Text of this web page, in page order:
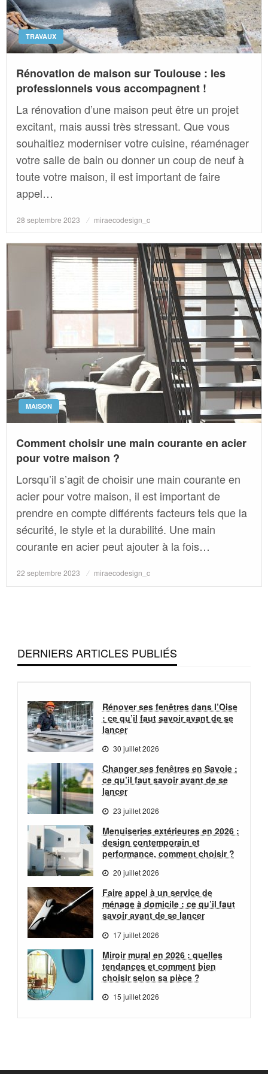
TRAVAUX
Rénovation de maison sur Toulouse : les
professionnels vous accompagnent !
La rénovation d’une maison peut être un projet
excitant, mais aussi très stressant. Que vous
souhaitiez moderniser votre cuisine, réaménager
votre salle de bain ou donner un coup de neuf à
toute votre maison, il est important de faire
appel…
Posted
28 septembre 2023 miraecodesign_c
MAISON
Comment choisir une main courante en acier
pour votre maison ?
Lorsqu’il s’agit de choisir une main courante en
acier pour votre maison, il est important de
prendre en compte différents facteurs tels que la
sécurité, le style et la durabilité. Une main
courante en acier peut ajouter à la fois…
Posted
22 septembre 2023 miraecodesign_c
DERNIERS ARTICLES PUBLIÉS
Rénover ses fenêtres dans l’Oise
: ce qu’il faut savoir avant de se
lancer
30 juillet 2026
Changer ses fenêtres en Savoie :
ce qu’il faut savoir avant de se
lancer
23 juillet 2026
Menuiseries extérieures en 2026 :
design contemporain et
performance, comment choisir ?
20 juillet 2026
Faire appel à un service de
ménage à domicile : ce qu’il faut
savoir avant de se lancer
17 juillet 2026
Miroir mural en 2026 : quelles
tendances et comment bien
choisir selon sa pièce ?
15 juillet 2026